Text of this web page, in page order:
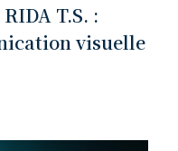
T.S. :
visuelle